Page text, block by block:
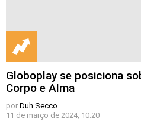
Globoplay se posiciona
Corpo e Alma
por Duh Secco
11 de março de 2024, 10:20